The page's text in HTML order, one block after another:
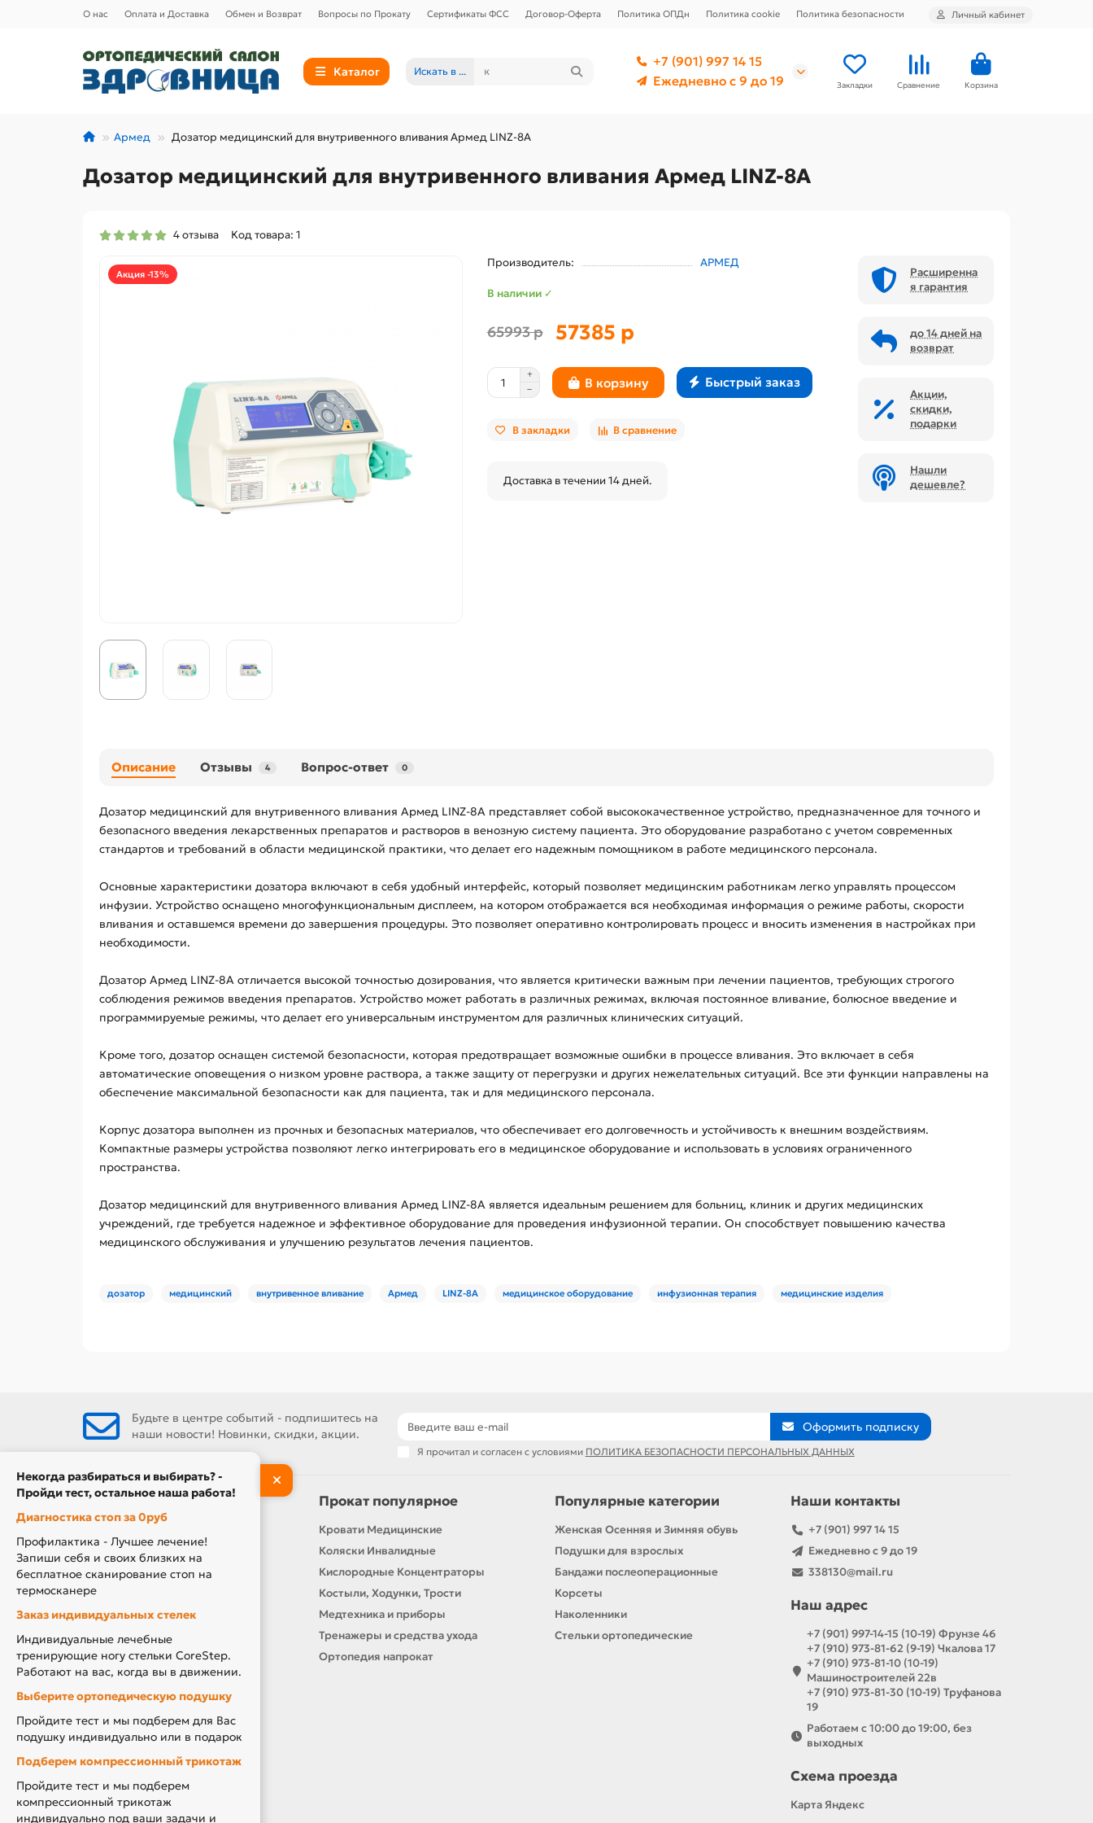
О нас Оплата и Доставка Обмен и Возврат Вопросы по Прокату Сертификаты ФСС Договор-Оферта Политика ОПДн Политика cookie Политика безопасности Личный кабинет
Каталог Искать в ...
+7 (901) 997 14 15
Ежедневно с 9 до 19
Закладки Сравнение Корзина
Армед Дозатор медицинский для внутривенного вливания Армед LINZ-8A
Дозатор медицинский для внутривенного вливания Армед LINZ-8A
4 отзыва Код товара: 1
Акция -13%
Производитель: АРМЕД
В наличии ✓
65993 р 57385 р
В корзину Быстрый заказ
В закладки В сравнение
Доставка в течении 14 дней.
Расширенна
я гарантия
до 14 дней на
возврат
Акции,
скидки,
подарки
Нашли
дешевле?
Описание Отзывы 4 Вопрос-ответ 0
Дозатор медицинский для внутривенного вливания Армед LINZ-8A представляет собой высококачественное устройство, предназначенное для точного и
безопасного введения лекарственных препаратов и растворов в венозную систему пациента. Это оборудование разработано с учетом современных
стандартов и требований в области медицинской практики, что делает его надежным помощником в работе медицинского персонала.
Основные характеристики дозатора включают в себя удобный интерфейс, который позволяет медицинским работникам легко управлять процессом
инфузии. Устройство оснащено многофункциональным дисплеем, на котором отображается вся необходимая информация о режиме работы, скорости
вливания и оставшемся времени до завершения процедуры. Это позволяет оперативно контролировать процесс и вносить изменения в настройках при
необходимости.
Дозатор Армед LINZ-8A отличается высокой точностью дозирования, что является критически важным при лечении пациентов, требующих строгого
соблюдения режимов введения препаратов. Устройство может работать в различных режимах, включая постоянное вливание, болюсное введение и
программируемые режимы, что делает его универсальным инструментом для различных клинических ситуаций.
Кроме того, дозатор оснащен системой безопасности, которая предотвращает возможные ошибки в процессе вливания. Это включает в себя
автоматические оповещения о низком уровне раствора, а также защиту от перегрузки и других нежелательных ситуаций. Все эти функции направлены на
обеспечение максимальной безопасности как для пациента, так и для медицинского персонала.
Корпус дозатора выполнен из прочных и безопасных материалов, что обеспечивает его долговечность и устойчивость к внешним воздействиям.
Компактные размеры устройства позволяют легко интегрировать его в медицинское оборудование и использовать в условиях ограниченного
пространства.
Дозатор медицинский для внутривенного вливания Армед LINZ-8A является идеальным решением для больниц, клиник и других медицинских
учреждений, где требуется надежное и эффективное оборудование для проведения инфузионной терапии. Он способствует повышению качества
медицинского обслуживания и улучшению результатов лечения пациентов.
дозатор медицинский внутривенное вливание Армед LINZ-8A медицинское оборудование инфузионная терапия медицинские изделия
Будьте в центре событий - подпишитесь на
наши новости! Новинки, скидки, акции.
Оформить подписку
Я прочитал и согласен с условиями ПОЛИТИКА БЕЗОПАСНОСТИ ПЕРСОНАЛЬНЫХ ДАННЫХ
Информация
О нас
Производители
Новости
Оплата и доставка
Подарочный сертификат
Товары по Акции
Акция Вторая Жизнь
Акция Скидка за Отзыв
Компенсация за ТСР
Прокат популярное
Кровати Медицинские
Коляски Инвалидные
Кислородные Концентраторы
Костыли, Ходунки, Трости
Медтехника и приборы
Тренажеры и средства ухода
Ортопедия напрокат
Популярные категории
Женская Осенняя и Зимняя обувь
Подушки для взрослых
Бандажи послеоперационные
Корсеты
Наколенники
Стельки ортопедические
Наши контакты
+7 (901) 997 14 15
Ежедневно с 9 до 19
338130@mail.ru
Наш адрес
+7 (901) 997-14-15 (10-19) Фрунзе 46
+7 (910) 973-81-62 (9-19) Чкалова 17
+7 (910) 973-81-10 (10-19)
Машиностроителей 22в
+7 (910) 973-81-30 (10-19) Труфанова
19
Работаем с 10:00 до 19:00, без
выходных
Схема проезда
Карта Яндекс
Некогда разбираться и выбирать? -
Пройди тест, остальное наша работа!
Диагностика стоп за 0руб
Профилактика - Лучшее лечение!
Запиши себя и своих близких на
бесплатное сканирование стоп на
термосканере
Заказ индивидуальных стелек
Индивидуальные лечебные
тренирующие ногу стельки CoreStep.
Работают на вас, когда вы в движении.
Выберите ортопедическую подушку
Пройдите тест и мы подберем для Вас
подушку индивидуально или в подарок
Подберем компрессионный трикотаж
Пройдите тест и мы подберем
компрессионный трикотаж
индивидуально под ваши задачи и